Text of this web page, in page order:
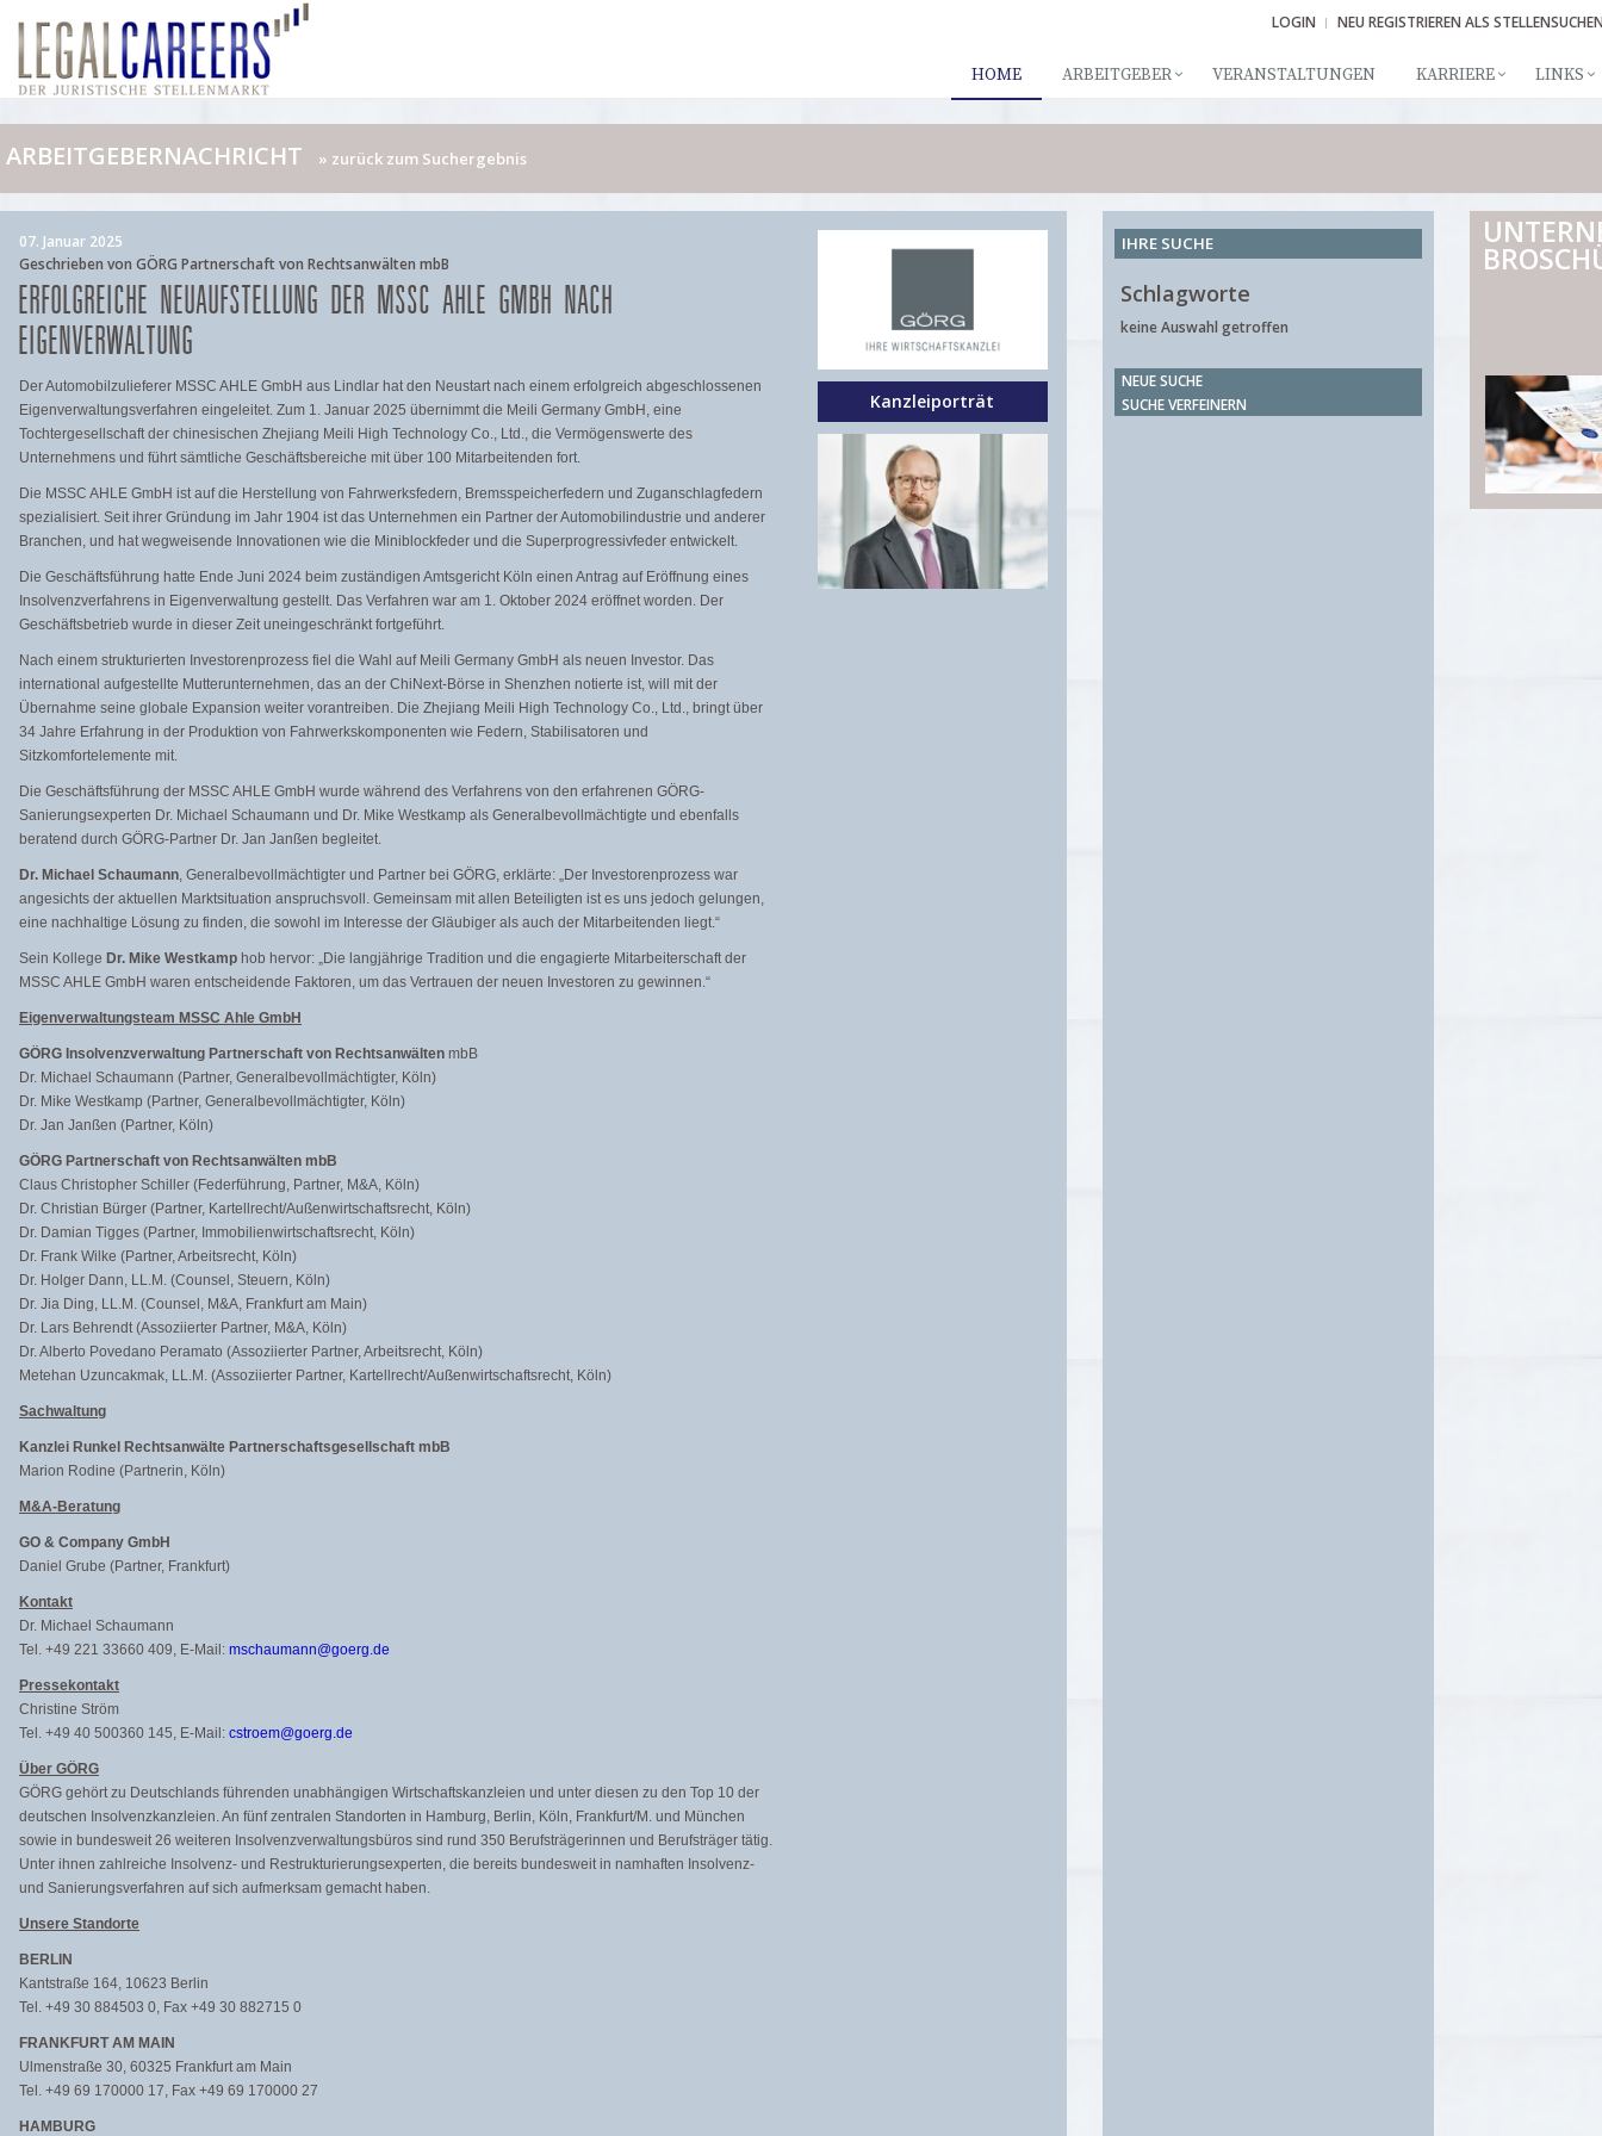
LOGIN NEU REGISTRIEREN ALS
HOME ARBEITGEBER VERANSTALTUNGEN KARRIERE LINKS
ARBEITGEBERNACHRICHT » zurück zum Suchergebnis
07. Januar 2025
Geschrieben von GÖRG Partnerschaft von Rechtsanwälten mbB
ERFOLGREICHE NEUAUFSTELLUNG DER MSSC AHLE GMBH NACH
EIGENVERWALTUNG
Der Automobilzulieferer MSSC AHLE GmbH aus Lindlar hat den Neustart nach einem erfolgreich abgeschlossenen
Eigenverwaltungsverfahren eingeleitet. Zum 1. Januar 2025 übernimmt die Meili Germany GmbH, eine
Tochtergesellschaft der chinesischen Zhejiang Meili High Technology Co., Ltd., die Vermögenswerte des
Unternehmens und führt sämtliche Geschäftsbereiche mit über 100 Mitarbeitenden fort.
Die MSSC AHLE GmbH ist auf die Herstellung von Fahrwerksfedern, Bremsspeicherfedern und Zuganschlagfedern
spezialisiert. Seit ihrer Gründung im Jahr 1904 ist das Unternehmen ein Partner der Automobilindustrie und anderer
Branchen, und hat wegweisende Innovationen wie die Miniblockfeder und die Superprogressivfeder entwickelt.
Die Geschäftsführung hatte Ende Juni 2024 beim zuständigen Amtsgericht Köln einen Antrag auf Eröffnung eines
Insolvenzverfahrens in Eigenverwaltung gestellt. Das Verfahren war am 1. Oktober 2024 eröffnet worden. Der
Geschäftsbetrieb wurde in dieser Zeit uneingeschränkt fortgeführt.
Nach einem strukturierten Investorenprozess fiel die Wahl auf Meili Germany GmbH als neuen Investor. Das
international aufgestellte Mutterunternehmen, das an der ChiNext-Börse in Shenzhen notierte ist, will mit der
Übernahme seine globale Expansion weiter vorantreiben. Die Zhejiang Meili High Technology Co., Ltd., bringt über
34 Jahre Erfahrung in der Produktion von Fahrwerkskomponenten wie Federn, Stabilisatoren und
Sitzkomfortelemente mit.
Die Geschäftsführung der MSSC AHLE GmbH wurde während des Verfahrens von den erfahrenen GÖRG-
Sanierungsexperten Dr. Michael Schaumann und Dr. Mike Westkamp als Generalbevollmächtigte und ebenfalls
beratend durch GÖRG-Partner Dr. Jan Janßen begleitet.
Dr. Michael Schaumann, Generalbevollmächtigter und Partner bei GÖRG, erklärte: „Der Investorenprozess war
angesichts der aktuellen Marktsituation anspruchsvoll. Gemeinsam mit allen Beteiligten ist es uns jedoch gelungen,
eine nachhaltige Lösung zu finden, die sowohl im Interesse der Gläubiger als auch der Mitarbeitenden liegt.“
Sein Kollege Dr. Mike Westkamp hob hervor: „Die langjährige Tradition und die engagierte Mitarbeiterschaft der
MSSC AHLE GmbH waren entscheidende Faktoren, um das Vertrauen der neuen Investoren zu gewinnen.“
Eigenverwaltungsteam MSSC Ahle GmbH
GÖRG Insolvenzverwaltung Partnerschaft von Rechtsanwälten mbB
Dr. Michael Schaumann (Partner, Generalbevollmächtigter, Köln)
Dr. Mike Westkamp (Partner, Generalbevollmächtigter, Köln)
Dr. Jan Janßen (Partner, Köln)
GÖRG Partnerschaft von Rechtsanwälten mbB
Claus Christopher Schiller (Federführung, Partner, M&A, Köln)
Dr. Christian Bürger (Partner, Kartellrecht/Außenwirtschaftsrecht, Köln)
Dr. Damian Tigges (Partner, Immobilienwirtschaftsrecht, Köln)
Dr. Frank Wilke (Partner, Arbeitsrecht, Köln)
Dr. Holger Dann, LL.M. (Counsel, Steuern, Köln)
Dr. Jia Ding, LL.M. (Counsel, M&A, Frankfurt am Main)
Dr. Lars Behrendt (Assoziierter Partner, M&A, Köln)
Dr. Alberto Povedano Peramato (Assoziierter Partner, Arbeitsrecht, Köln)
Metehan Uzuncakmak, LL.M. (Assoziierter Partner, Kartellrecht/Außenwirtschaftsrecht, Köln)
Sachwaltung
Kanzlei Runkel Rechtsanwälte Partnerschaftsgesellschaft mbB
Marion Rodine (Partnerin, Köln)
M&A-Beratung
GO & Company GmbH
Daniel Grube (Partner, Frankfurt)
Kontakt
Dr. Michael Schaumann
Tel. +49 221 33660 409, E-Mail: mschaumann@goerg.de
Pressekontakt
Christine Ström
Tel. +49 40 500360 145, E-Mail: cstroem@goerg.de
Über GÖRG
GÖRG gehört zu Deutschlands führenden unabhängigen Wirtschaftskanzleien und unter diesen zu den Top 10 der
deutschen Insolvenzkanzleien. An fünf zentralen Standorten in Hamburg, Berlin, Köln, Frankfurt/M. und München
sowie in bundesweit 26 weiteren Insolvenzverwaltungsbüros sind rund 350 Berufsträgerinnen und Berufsträger tätig.
Unter ihnen zahlreiche Insolvenz- und Restrukturierungsexperten, die bereits bundesweit in namhaften Insolvenz-
und Sanierungsverfahren auf sich aufmerksam gemacht haben.
Unsere Standorte
BERLIN
Kantstraße 164, 10623 Berlin
Tel. +49 30 884503 0, Fax +49 30 882715 0
FRANKFURT AM MAIN
Ulmenstraße 30, 60325 Frankfurt am Main
Tel. +49 69 170000 17, Fax +49 69 170000 27
HAMBURG
Kanzleiporträt
IHRE SUCHE
Schlagworte
keine Auswahl getroffen
NEUE SUCHE
SUCHE VERFEINERN